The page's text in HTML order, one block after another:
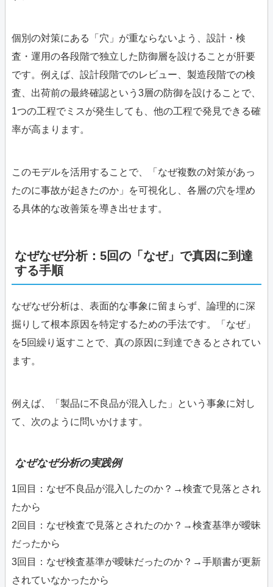
個別の対策にある「穴」が重ならないよう、設計・検
査・運用の各段階で独立した防御層を設けることが肝要
です。例えば、設計段階でのレビュー、製造段階での検
査、出荷前の最終確認という3層の防御を設けることで、
1つの工程でミスが発生しても、他の工程で発見できる確
率が高まります。
このモデルを活用することで、「なぜ複数の対策があっ
たのに事故が起きたのか」を可視化し、各層の穴を埋め
る具体的な改善策を導き出せます。
なぜなぜ分析：5回の「なぜ」で真因に到達
する手順
なぜなぜ分析は、表面的な事象に留まらず、論理的に深
掘りして根本原因を特定するための手法です。「なぜ」
を5回繰り返すことで、真の原因に到達できるとされてい
ます。
例えば、「製品に不良品が混入した」という事象に対し
て、次のように問いかけます。
なぜなぜ分析の実践例
1回目：なぜ不良品が混入したのか？→検査で見落とされ
たから
2回目：なぜ検査で見落とされたのか？→検査基準が曖昧
だったから
3回目：なぜ検査基準が曖昧だったのか？→手順書が更新
されていなかったから